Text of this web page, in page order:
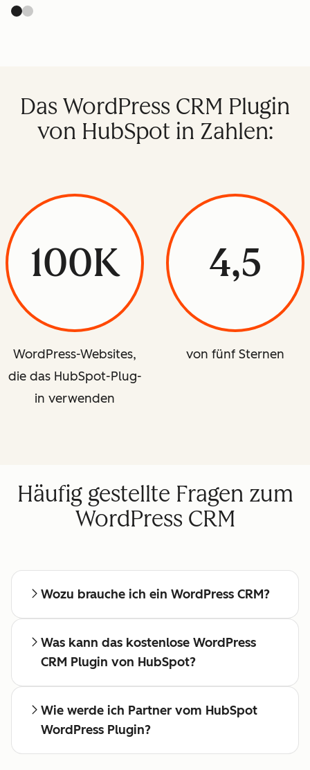
Das WordPress CRM Plugin
von HubSpot in Zahlen:
100K
WordPress-Websites,
die das HubSpot-Plug-
in verwenden
4,5
von fünf Sternen
Häufig gestellte Fragen zum
WordPress CRM
Wozu brauche ich ein WordPress CRM?
Was kann das kostenlose WordPress
CRM Plugin von HubSpot?
Wie werde ich Partner vom HubSpot
WordPress Plugin?